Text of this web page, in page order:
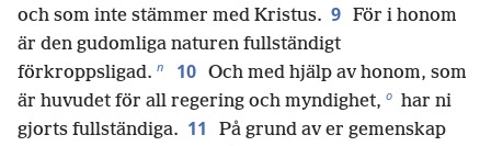
och som inte stämmer med Kristus. 9 För i honom
är den gudomliga naturen fullständigt
förkroppsligad. n 10 Och med hjälp av honom, som
är huvudet för all regering och myndighet, o har ni
gjorts fullständiga. 11
På grund av er gemenskap